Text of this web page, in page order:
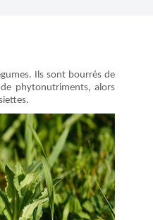
Ils sont bourrés de
phytonutriments, alors